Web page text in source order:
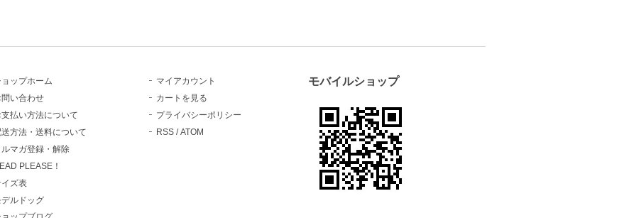
ョップホーム
問い合わせ
支払い方法について
送方法・送料について
ルマガ登録・解除
PLEASE！
ズ表
デルドッグ
マイアカウント
カートを見る
プライバシーポリシー
RSS /ATOM
モバイルショップ